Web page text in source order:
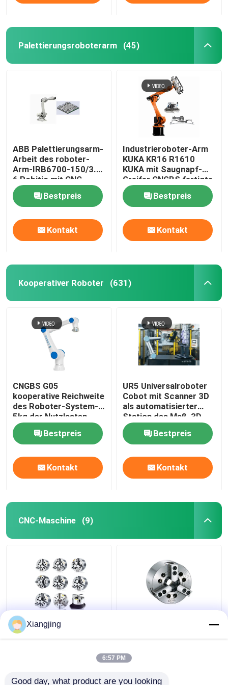
Palettierungsroboterarm (45)
ABB Palettierungsarm-
Arbeit des roboter-
Arm-IRB6700-150/3.2
6 Robitic mit CNC-
Maschine
Bestpreis
Kontakt
Industrieroboter-Arm
KUKA KR16 R1610
KUKA mit Saugnapf-
Greifer CNGBS fertigte
Greifer für die
Palettierung besonders
an
Bestpreis
Kontakt
Kooperativer Roboter (631)
CNGBS G05
kooperative Reichweite
des Roboter-System-
5kg der Nutzlasten-
800mm für das
Versammlungs-
Maschinen-Neigen
Bestpreis
Kontakt
UR5 Universalroboter
Cobot mit Scanner 3D
als automatisierter
Station des Maß-3D
Bestpreis
Kontakt
CNC-Maschine (9)
Automatische starke
3-Kiefer durch-Loch-
hochwertige SCM440
Standard-Power Chuck
Hochgeschwindigkeits-
Schlauch
Xiangjing
6:57 PM
Good day, what product are you looking